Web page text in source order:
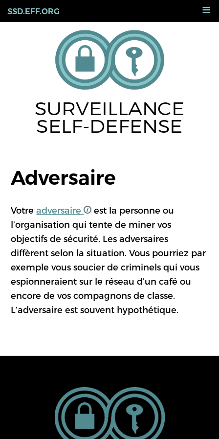
toSSD.EFF.ORG ≡
SURVEILLANCE
SELF-DEFENSE
Adversaire
Votreadversaire
est la personne ou
l’organisation qui tente de miner vos
objectifs de sécurité. Les adversaires
diffèrent selon la situation. Vous pourriez par
exemple vous soucier de criminels qui vous
espionneraient sur le réseau d’un café ou
encore de vos compagnons de classe.
L’adversaire est souvent hypothétique.